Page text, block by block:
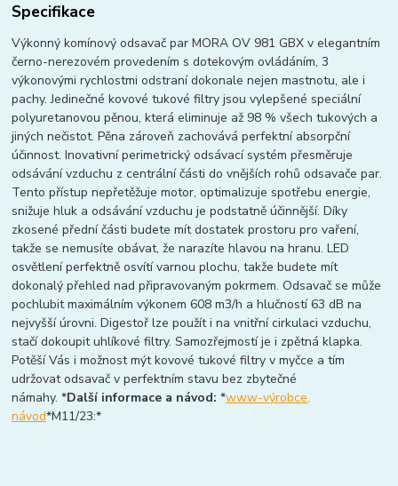
Specifikace
Výkonný komínový odsavač par MORA OV 981 GBX v elegantním
černo-nerezovém provedením s dotekovým ovládáním, 3
výkonovými rychlostmi odstraní dokonale nejen mastnotu, ale i
pachy. Jedinečné kovové tukové filtry jsou vylepšené speciální
polyuretanovou pěnou, která eliminuje až 98 % všech tukových a
jiných nečistot. Pěna zároveň zachovává perfektní absorpční
účinnost. Inovativní perimetrický odsávací systém přesměruje
odsávání vzduchu z centrální části do vnějších rohů odsavače par.
Tento přístup nepřetěžuje motor, optimalizuje spotřebu energie,
snižuje hluk a odsávání vzduchu je podstatně účinnější. Díky
zkosené přední části budete mít dostatek prostoru pro vaření,
takže se nemusíte obávat, že narazíte hlavou na hranu. LED
osvětlení perfektně osvítí varnou plochu, takže budete mít
dokonalý přehled nad připravovaným pokrmem. Odsavač se může
pochlubit maximálním výkonem 608 m3/h a hlučností 63 dB na
nejvyšší úrovni. Digestoř lze použít i na vnitřní cirkulaci vzduchu,
stačí dokoupit uhlíkové filtry. Samozřejmostí je i zpětná klapka.
Potěší Vás i možnost mýt kovové tukové filtry v myčce a tím
udržovat odsavač v perfektním stavu bez zbytečné
námahy. *Další informace a návod: *www-výrobce,
návod*M11/23:*